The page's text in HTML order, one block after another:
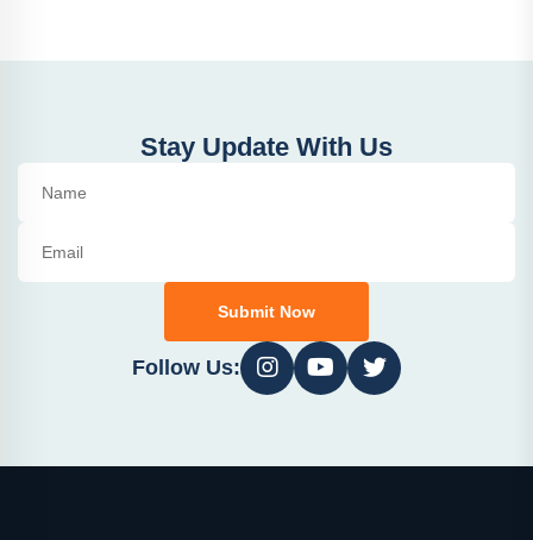
Stay Update With Us
Submit Now
Follow Us: